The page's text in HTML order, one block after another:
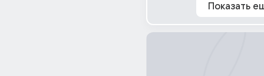
Показать